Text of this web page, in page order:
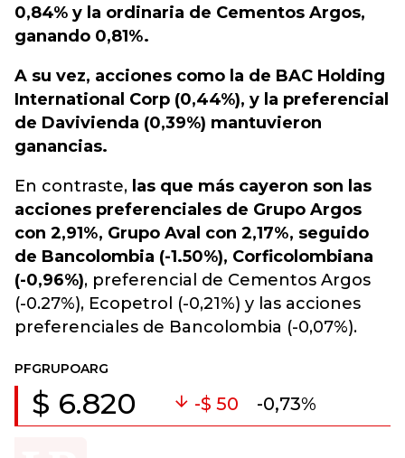
0,84% y la ordinaria de Cementos Argos,
ganando 0,81%.
A su vez, acciones como la de BAC Holding
International Corp (0,44%), y la preferencial
de Davivienda (0,39%) mantuvieron
ganancias.
En contraste, las que más cayeron son las
acciones preferenciales de Grupo Argos
con 2,91%, Grupo Aval con 2,17%, seguido
de Bancolombia (-1.50%), Corficolombiana
(-0,96%), preferencial de Cementos Argos
(-0.27%), Ecopetrol (-0,21%) y las acciones
preferenciales de Bancolombia (-0,07%).